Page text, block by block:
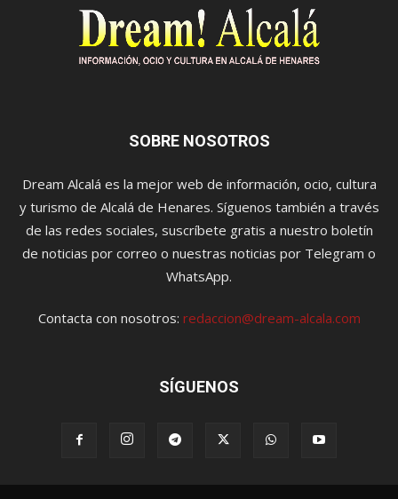
SOBRE NOSOTROS
Dream Alcalá es la mejor web de información, ocio, cultura
y turismo de Alcalá de Henares. Síguenos también a través
de las redes sociales, suscríbete gratis a nuestro boletín
de noticias por correo o nuestras noticias por Telegram o
WhatsApp.
Contacta con nosotros: redaccion@dream-alcala.com
SÍGUENOS